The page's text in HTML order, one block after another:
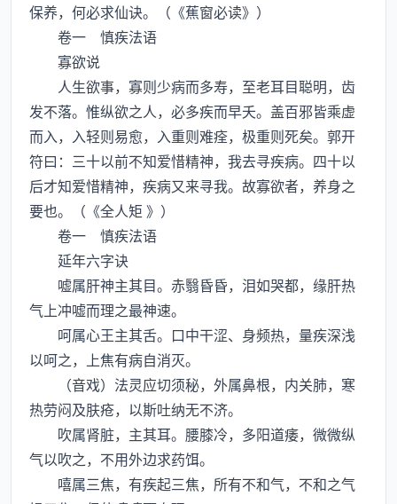
保养，何必求仙诀。（《蕉窗必读》）
卷一 慎疾法语
寡欲说
人生欲事，寡则少病而多寿，至老耳目聪明，齿
发不落。惟纵欲之人，必多疾而早夭。盖百邪皆乘虚
而入，入轻则易愈，入重则难痊，极重则死矣。郭开
符曰：三十以前不知爱惜精神，我去寻疾病。四十以
后才知爱惜精神，疾病又来寻我。故寡欲者，养身之
要也。（《全人矩 》）
卷一 慎疾法语
延年六字诀
嘘属肝神主其目。赤翳昏昏，泪如哭都，缘肝热
气上冲嘘而理之最神速。
呵属心王主其舌。口中干涩、身频热，量疾深浅
以呵之，上焦有病自消灭。
（音戏）法灵应切须秘，外属鼻根，内关肺，寒
热劳闷及肤疮，以斯吐纳无不济。
吹属肾脏，主其耳。腰膝冷，多阳道痿，微微纵
气以吹之，不用外边求药饵。
嘻属三焦，有疾起三焦，所有不和气，不和之气